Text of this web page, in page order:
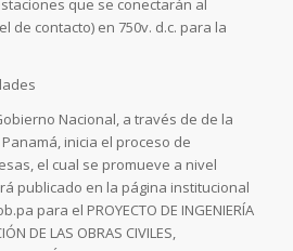
que se conectarán al
de contacto) en 750v. d.c. para la
Nacional, a través de de la
inicia el proceso de
el cual se promueve a nivel
publicado en la página institucional
para el PROYECTO DE INGENIERÍA
DE LAS OBRAS CIVILES,